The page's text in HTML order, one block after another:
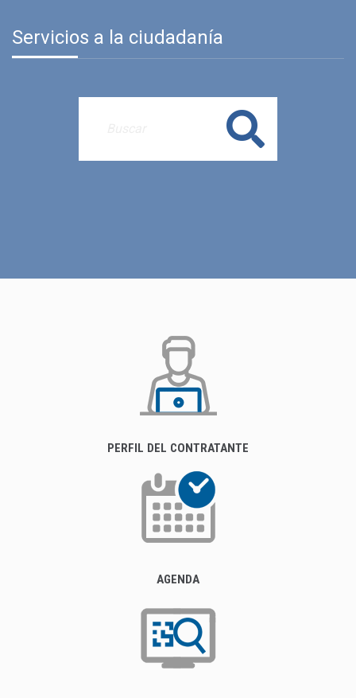
Servicios a la ciudadanía
Buscar
PERFIL DEL CONTRATANTE
AGENDA